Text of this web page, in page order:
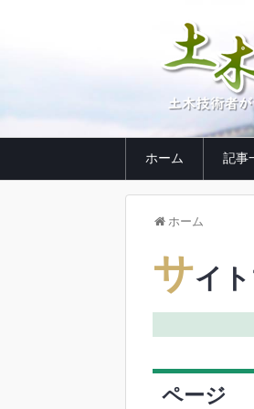
ホーム 記事
ホーム
サイ
ページ